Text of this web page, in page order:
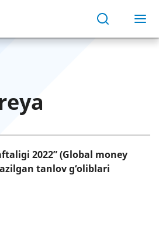
2022” (Global money
tanlov g‘oliblari